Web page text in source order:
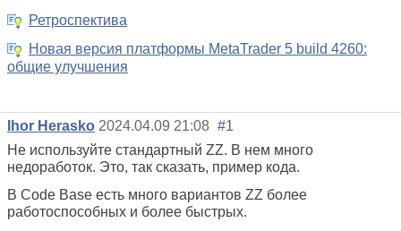
Ретроспектива
Новая версия платформы MetaTrader 5 build 4260:
общие улучшения
Ihor Herasko 2024.04.09 21:08 #1
Не используйте стандартный ZZ. В нем много
недоработок. Это, так сказать, пример кода.
В Code Base есть много вариантов ZZ более
работоспособных и более быстрых.